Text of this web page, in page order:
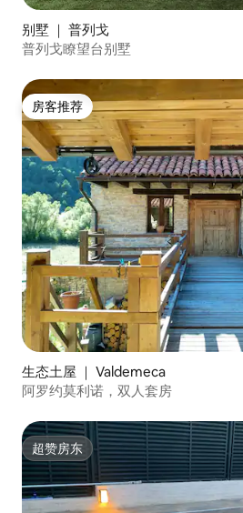
别墅 ｜ 普列戈
普列戈瞭望台别墅
房客推荐
房客推荐
生态土屋 ｜ Valdemeca
阿罗约莫利诺，双人套房
超赞房东
超赞房东